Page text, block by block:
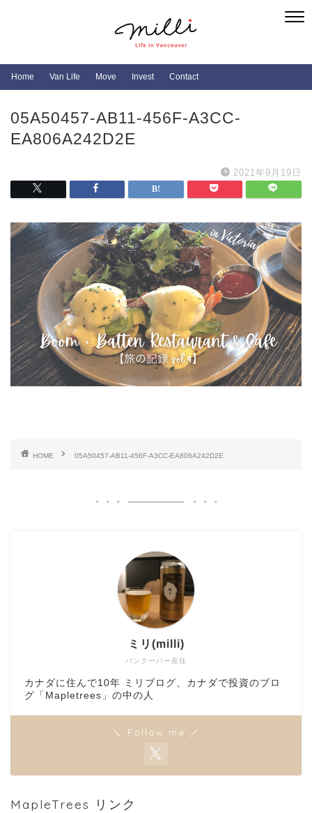
Home Van Life Move Invest Contact
05A50457-AB11-456F-A3CC-
EA806A242D2E
2021年9月19日
HOME 05A50457-AB11-456F-A3CC-EA806A242D2E
バンクーバー在住
ミリ(milli)
カナダに住んで10年 ミリブログ、カナダで投資のブロ
グ「Mapletrees」の中の人
＼ Follow me ／
MapleTrees リンク